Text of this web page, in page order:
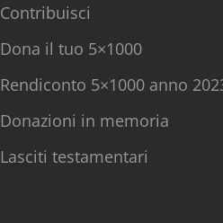
Contribuisci
Dona il tuo 5×1000
Rendiconto 5×1000 anno
Donazioni in memoria
Lasciti testamentari